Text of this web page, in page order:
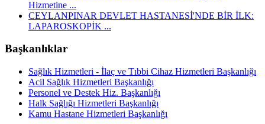
Hizmetine ...
CEYLANPINAR DEVLET HASTANESİ'NDE BİR İLK:
LAPAROSKOPİK ...
Başkanlıklar
Sağlık Hizmetleri - İlaç ve Tıbbi Cihaz Hizmetleri Başkanlığı
Acil Sağlık Hizmetleri Başkanlığı
Personel ve Destek Hiz. Başkanlığı
Halk Sağlığı Hizmetleri Başkanlığı
Kamu Hastane Hizmetleri Başkanlığı